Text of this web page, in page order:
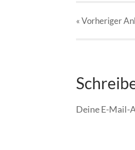
« Vorheriger
Deine E-Mail-